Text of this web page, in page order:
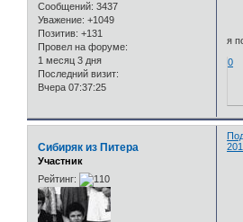
Сообщений: 3437
Уважение: +1049
Позитив: +131
Провел на форуме:
1 месяц 3 дня
Последний визит:
Вчера 07:37:25
я
0
Сибиряк из Питера
Участник
Рейтинг: